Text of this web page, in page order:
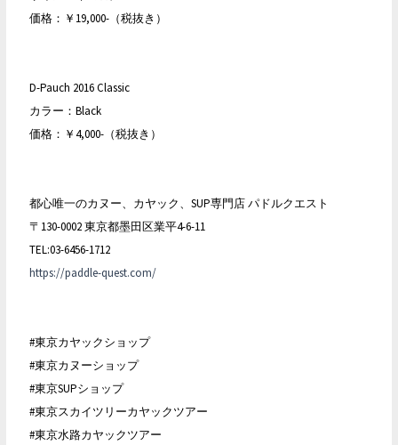
価格：￥19,000-（税抜き）
D-Pauch 2016 Classic
カラー：Black
価格：￥4,000-（税抜き）
都心唯一のカヌー、カヤック、SUP専門店 パドルクエスト
〒130-0002 東京都墨田区業平4-6-11
TEL:03-6456-1712
https://paddle-quest.com/
#東京カヤックショップ
#東京カヌーショップ
#東京SUPショップ
#東京スカイツリーカヤックツアー
#東京水路カヤックツアー